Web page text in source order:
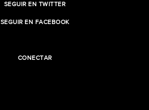
SEGUIR EN TWITTER
SEGUIR EN FACEBOOK
CONECTAR